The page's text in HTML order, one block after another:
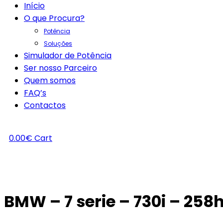
Início
O que Procura?
Potência
Soluções
Simulador de Potência
Ser nosso Parceiro
Quem somos
FAQ’s
Contactos
0.00€ Cart
BMW – 7 serie – 730i –